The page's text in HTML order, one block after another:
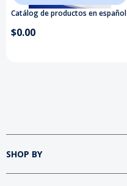
Catálog de productos en español
$0.00
SHOP BY